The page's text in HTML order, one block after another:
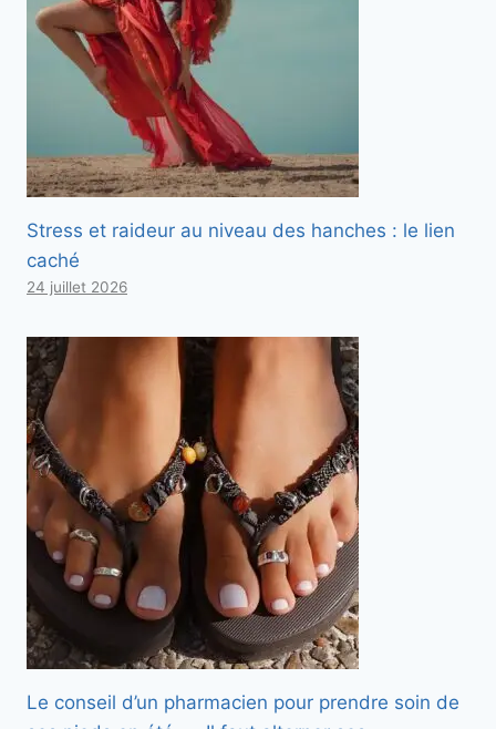
Stress et raideur au niveau des hanches : le lien
caché
24 juillet 2026
Le conseil d’un pharmacien pour prendre soin de